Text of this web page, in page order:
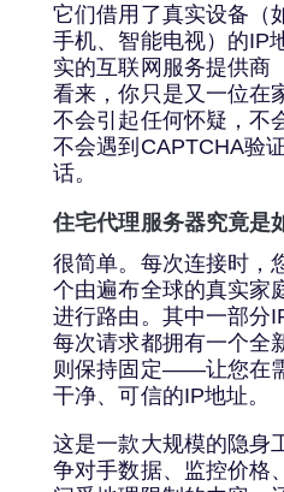
它们借用了真实设备（
手机、智能电视）的IP
实的互联网服务提供商
看来，你只是又一位在
不会引起任何怀疑，不
不会遇到CAPTCHA验
话。
住宅代理服务器究竟是
很简单。每次连接时，
个由遍布全球的真实家
进行路由。其中一部
每次请求都拥有一个全
则保持固定——让您在
干净、可信的IP地址。
这是一款大规模的隐身
争对手数据、监控价格